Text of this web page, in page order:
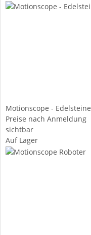
Motionscope - Edelsteine
Preise nach Anmeldung
sichtbar
Auf Lager